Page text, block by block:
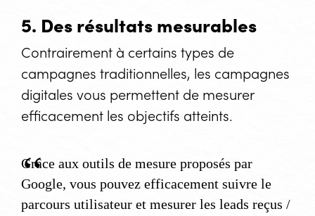
5. Des résultats mesurables
Contrairement à certains types de
campagnes traditionnelles, les campagnes
digitales vous permettent de mesurer
efficacement les objectifs atteints.
Grâce aux outils de mesure proposés par
Google, vous pouvez efficacement suivre le
parcours utilisateur et mesurer les leads reçus /